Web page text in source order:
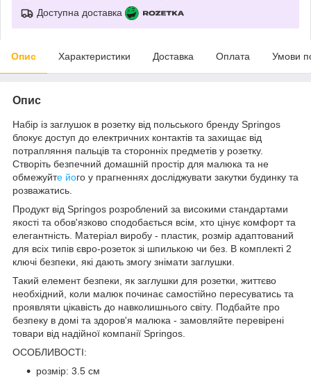
Доступна доставка
Опис Характеристики Доставка Оплата Умови
Опис
Набір із заглушок в розетку від польського бренду Springos
блокує доступ до електричних контактів та захищає від
потрапляння пальців та сторонніх предметів у розетку.
Створіть безпечний домашній простір для малюка та не
обмежуйте його у прагненнях досліджувати закутки будинку та
розважатись.
Продукт від Springos розроблений за високими стандартами
якості та обов'язково сподобається всім, хто цінує комфорт та
елегантність. Матеріал виробу - пластик , розмір адаптований
для всіх типів євро-розеток зі шпилькою чи без. В комплекті 2
ключі безпеки , які дають змогу знімати заглушки.
Такий елемент безпеки, як заглушки для розетки, життєво
необхідний, коли малюк починає самостійно пересуватись та
проявляти цікавість до навколишнього світу. Подбайте про
безпеку в домі та здоров'я малюка - замовляйте перевірені
товари від надійної компанії Springos
ОСОБЛИВОСТІ:
розмір: 3.5 см